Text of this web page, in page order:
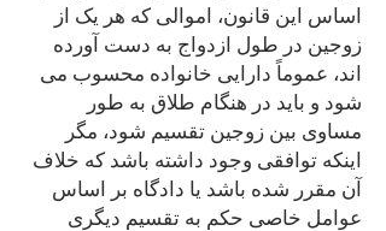
اساس این قانون، اموالی که هر یک از
زوجین در طول ازدواج به دست آورده
اند، عموماً دارایی خانواده محسوب می
شود و باید در هنگام طلاق به طور
مساوی بین زوجین تقسیم شود، مگر
اینکه توافقی وجود داشته باشد که خلاف
آن مقرر شده باشد یا دادگاه بر اساس
عوامل خاصی حکم به تقسیم دیگری